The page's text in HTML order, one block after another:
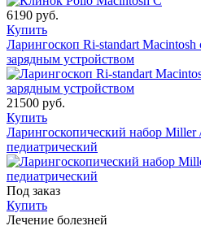
6190 руб.
Купить
Ларингоскоп Ri-standart Macintosh
зарядным устройством
21500 руб.
Купить
Ларингоскопический набор Miller
педиатрический
Под заказ
Купить
Лечение болезней